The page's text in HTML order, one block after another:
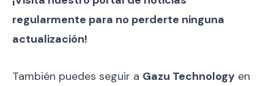
regularmente para no perderte ninguna
actualización!
También puedes seguir a Gazu Technology en